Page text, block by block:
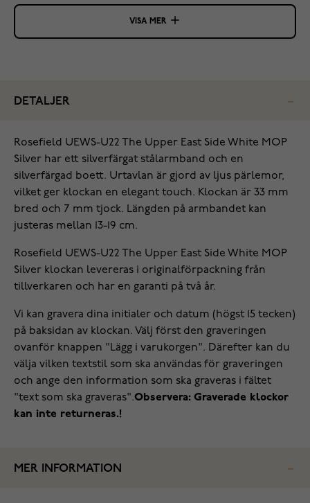
VISA MER
DETALJER
Rosefield UEWS-U22 The Upper East Side White MOP
Silver har ett silverfärgat stålarmband och en
silverfärgad boett. Urtavlan är gjord av ljus pärlemor,
vilket ger klockan en elegant touch. Klockan är 33 mm
bred och 7 mm tjock. Längden på armbandet kan
justeras mellan 13-19 cm.
Rosefield UEWS-U22 The Upper East Side White MOP
Silver klockan levereras i originalförpackning från
tillverkaren och har en garanti på två år.
Vi kan gravera dina initialer och datum (högst 15 tecken)
på baksidan av klockan. Välj först den graveringen
ovanför knappen "Lägg i varukorgen". Därefter kan du
välja vilken textstil som ska användas för graveringen
och ange den information som ska graveras i fältet
"text som ska graveras".Observera: Graverade klockor
kan inte returneras.!
MER INFORMATION